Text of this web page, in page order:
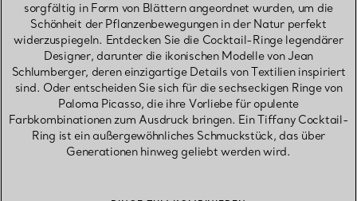
sorgfältig in Form von Blättern angeordnet wurden, um die
Schönheit der Pflanzenbewegungen in der Natur perfekt
widerzuspiegeln. Entdecken Sie die Cocktail-Ringe legendärer
Designer, darunter die ikonischen Modelle von Jean
Schlumberger, deren einzigartige Details von Textilien inspiriert
sind. Oder entscheiden Sie sich für die sechseckigen Ringe von
Paloma Picasso, die ihre Vorliebe für opulente
Farbkombinationen zum Ausdruck bringen. Ein Tiffany Cocktail-
Ring ist ein außergewöhnliches Schmuckstück, das über
Generationen hinweg geliebt werden wird.